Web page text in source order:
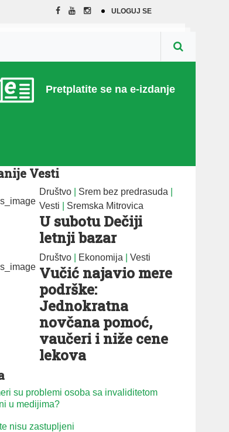
ULOGUJ SE
Pretplatite se na e-izdanje
Vesti
Društvo Srem bez predrasuda
Vesti
Sremska Mitrovica
U subotu Dečiji
letnji bazar
Društvo Ekonomija |Vesti
Vučić najavio mere
podrške:
Jednokratna
novčana pomoć,
vaučeri i niže cene
lekova
su problemi osoba sa invaliditetom
u medijima?
nisu zastupljeni